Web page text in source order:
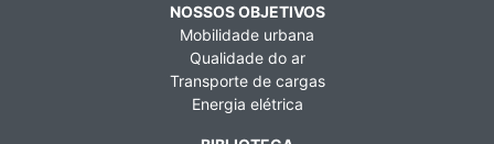
NOSSOS OBJETIVOS
Mobilidade urbana
Qualidade do ar
Transporte de cargas
Energia elétrica